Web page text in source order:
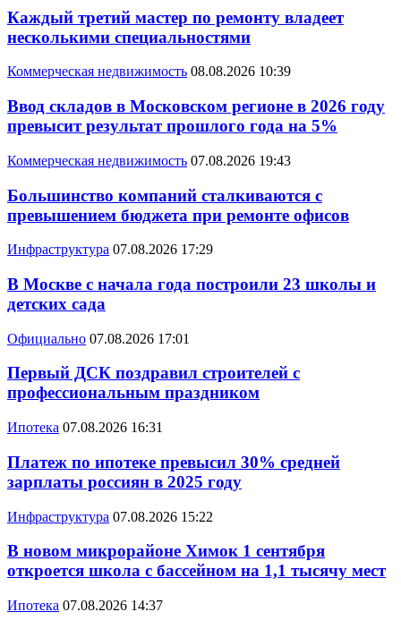
Каждый третий мастер по ремонту владеет
несколькими специальностями
Коммерческая недвижимость 08.08.2026 10:39
Ввод складов в Московском регионе в 2026 году
превысит результат прошлого года на 5%
Коммерческая недвижимость 07.08.2026 19:43
Большинство компаний сталкиваются с
превышением бюджета при ремонте офисов
Инфраструктура 07.08.2026 17:29
В Москве с начала года построили 23 школы и
детских сада
Официально 07.08.2026 17:01
Первый ДСК поздравил строителей с
профессиональным праздником
Ипотека 07.08.2026 16:31
Платеж по ипотеке превысил 30% средней
зарплаты россиян в 2025 году
Инфраструктура 07.08.2026 15:22
В новом микрорайоне Химок 1 сентября
откроется школа с бассейном на 1,1 тысячу мест
Ипотека 07.08.2026 14:37